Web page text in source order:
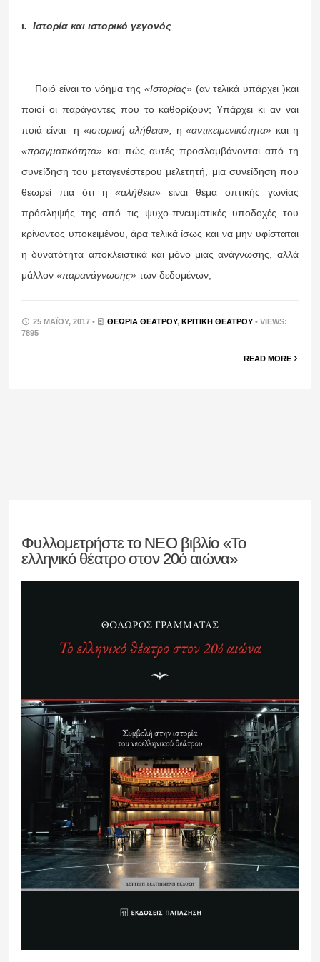
ι. Ιστορία και ιστορικό γεγονός
Ποιό είναι το νόημα της«Ιστορίας» (αν τελικά υπάρχει )και
ποιοί οι παράγοντες που το καθορίζουν; Υπάρχει κι αν ναι
ποιά είναι η«ιστορική αλήθεια», η«αντικειμενικότητα» και η
«πραγματικότητα» και πώς αυτές προσλαμβάνονται από τη
συνείδηση του μεταγενέστερου μελετητή, μια συνείδηση που
θεωρεί πια ότι η«αλήθεια» είναι θέμα οπτικής γωνίας
πρόσληψής της από τις ψυχο-πνευματικές υποδοχές του
κρίνοντος υποκειμένου, άρα τελικά ίσως και να μην υφίσταται
η δυνατότητα αποκλειστικά και μόνο μιας ανάγνωσης, αλλά
μάλλον«παρανάγνωσης» των δεδομένων;
25 ΜΑΪ́ΟΥ, 2017 • ΘΕΩΡΊΑ ΘΕΆΤΡΟΥ,ΚΡΙΤΙΚΉ ΘΕΆΤΡΟΥ • VIEWS:
7895
READ MORE
Φυλλομετρήστε το ΝΕΟ βιβλίο «Το
ελληνικό θέατρο στον 20ό αιώνα»